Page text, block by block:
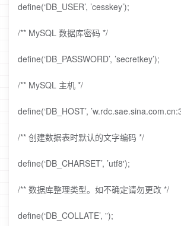
define(‘DB_USER’, ’cesskey’);
/** MySQL 数据库密码 */
define(‘DB_PASSWORD’, ’secretkey’);
/** MySQL 主机 */
define(‘DB_HOST’,
/** 创建数据表时默认的文字编码 */
define(‘DB_CHARSET’, ’utf8′);
/** 数据库整理类型。如不确定请勿更改 */
define(‘DB_COLLATE’, ”);